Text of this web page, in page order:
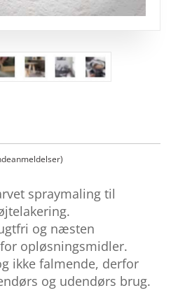
spraymaling til
og næsten
opløsningsmidler.
ikke falmende, derfor
og udendørs brug.